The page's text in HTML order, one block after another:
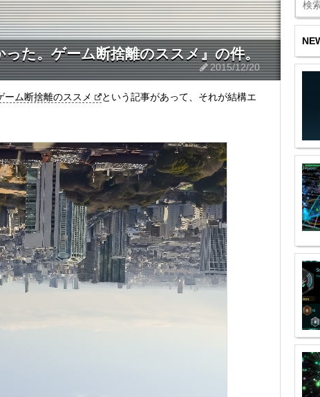
た。ゲーム断捨離のススメ』の件。
2015/12/20
ーム断捨離のススメ
という記事があって、それが結構エ